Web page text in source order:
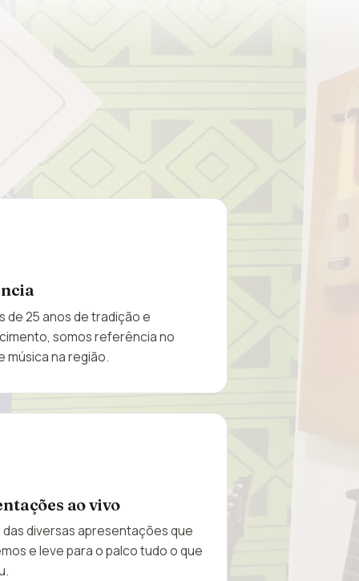
de 25 anos de tradição e
somos referência no
música na região.
ao vivo
diversas apresentações que
e leve para o palco tudo o que